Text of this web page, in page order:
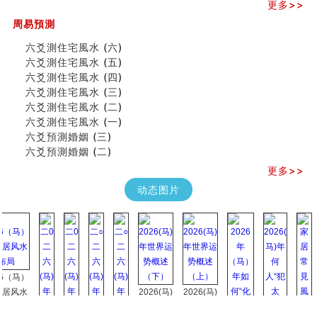
吃相与性格及命运
六爻測住宅風水 (六)
民間風水知識九十四條
马斯克八字分析
饭店餐馆风水布局知识
六爻占卜中如何预测官运、事业运？
《高岛易断》(三)
专家点评手上九大桃花线
四柱八字快速直断技法
天池水
创业容易成功的6种手相
算命先生都不外传的算命顺口溜
什么是到山到向？上山下水？
六爻算卦：我能面试升职吗？
《高岛易断》(一)
朱德總司命造 (名⼈⼋字淺析九）
刘燮鈞讲人相 手相论财运
如何给企业起名才能提高影响力
更多>>
周易預測
六爻測住宅風水 (六)
六爻測住宅風水 (五)
六爻測住宅風水 (四)
六爻測住宅風水 (三)
六爻測住宅風水 (二)
六爻測住宅風水 (一)
六爻預測婚姻 (三)
六爻預測婚姻 (二)
更多>>
动态图片
2026(马)
2026(马)